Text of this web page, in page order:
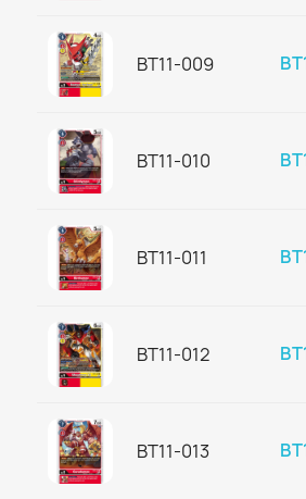
BT11-009
BT11-010
BT11-011
BT11-012
BT11-013